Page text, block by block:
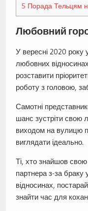
5 Порада Тельцям
Любовний
У вересні 2020 року
любовних
розставити
роботу з головою,
Самотні
шанс зустріти свою
виходом на вулицю
виглядати ідеально.
Ті, хто знайшов
партнера з-за браку
відносинах,
знайти час для